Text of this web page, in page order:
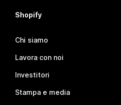
Shopify
Chi siamo
Lavora con noi
Investitori
Stampa e media